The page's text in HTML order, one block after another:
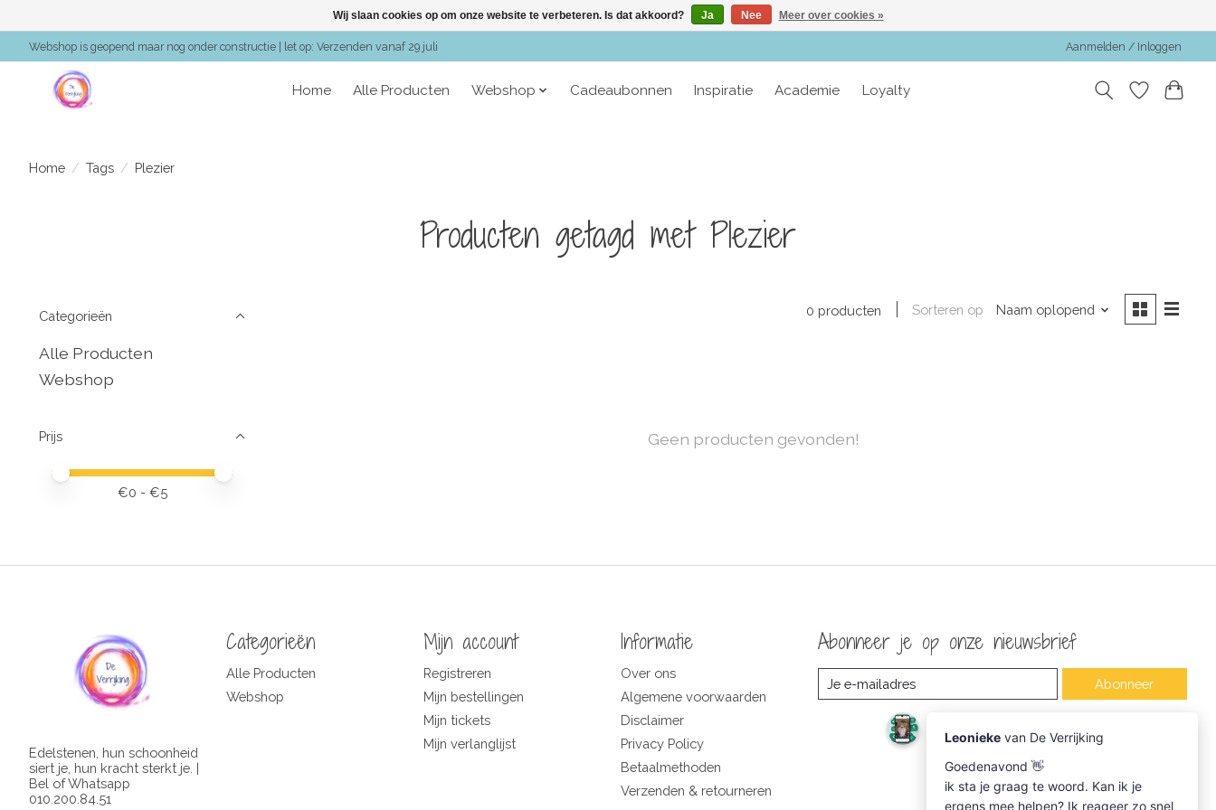
Webshop is geopend maar nog onder constructie | let op: Verzenden vanaf 29 juli Aanmelden / Inloggen
Home Alle Producten Webshop Cadeaubonnen Inspiratie Academie Loyalty
Home / Tags / Plezier
Producten getagd met Plezier
Categorieën
Alle Producten
Webshop
Prijs
Minimale prijswaarde
Price maximum value
€0 - €5
0 producten Sorteren op Naam oplopend
Geen producten gevonden!
Edelstenen, hun schoonheid
siert je, hun kracht sterkt je. |
Bel of Whatsapp
010.200.84.51
Categorieën
Alle Producten
Webshop
Mijn account
Registreren
Mijn bestellingen
Mijn tickets
Mijn verlanglijst
Informatie
Over ons
Algemene voorwaarden
Disclaimer
Privacy Policy
Betaalmethoden
Verzenden & retourneren
Abonneer je op onze nieuwsbrief
Abonneer
Wij slaan cookies op om onze website te verbeteren. Is dat akkoord? Ja Nee Meer over cookies »